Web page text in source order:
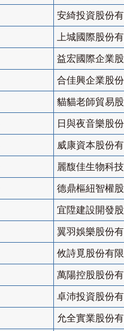
安綺投資股份
上城國際股份
益宏國際企業
合佳興企業股
貓貓老師貿易
日與夜音樂股
威康資本股份
麗馥佳生物科
德鼎樞紐智權
宜陞建設開發
翼羽娛樂股份
攸詩覓股份有
萬陽控股股份
卓沛投資股份
允全實業股份